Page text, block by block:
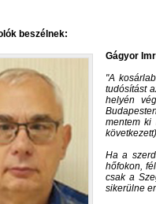
beszélnek:
Gágyor
A
tudósítást
helyén
mentem ki
Ha a
hőfokon,
csak a
sikerülne